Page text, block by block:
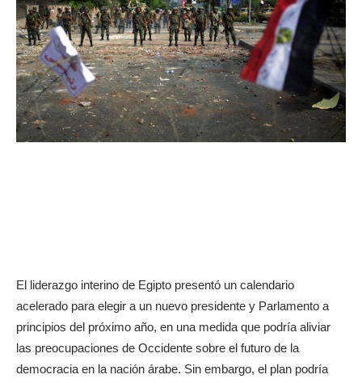
El liderazgo interino de Egipto presentó un calendario
acelerado para elegir a un nuevo presidente y Parlamento a
principios del próximo año, en una medida que podría aliviar
las preocupaciones de Occidente sobre el futuro de la
democracia en la nación árabe. Sin embargo, el plan podría